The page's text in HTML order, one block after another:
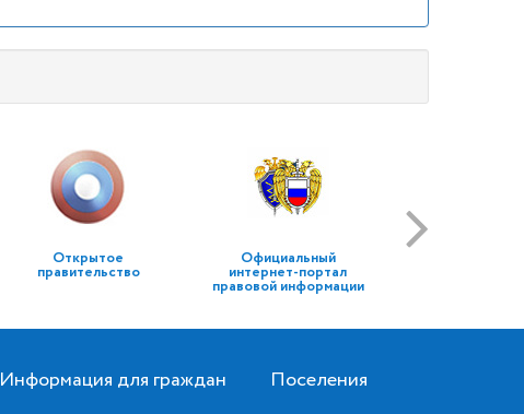
Открытое
правительство
Официальный
интернет-портал
правовой информации
Информация для граждан Поселения